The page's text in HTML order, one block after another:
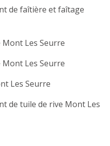
de faîtière et faîtage
Les Seurre
Les Seurre
Les Seurre
de tuile de rive Mont Les